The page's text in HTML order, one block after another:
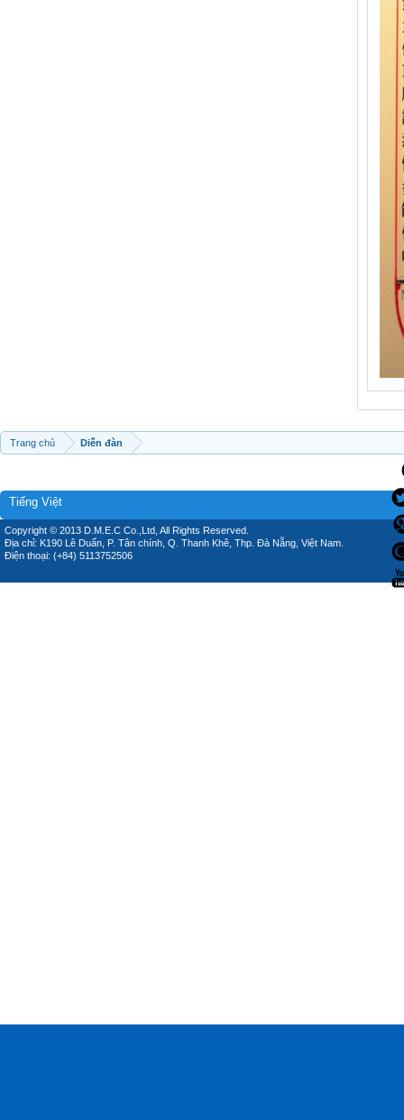
Trang chủ Diễn đàn
Tiếng Việt
Copyright © 2013 D.M.E.C Co.,Ltd, All Rights Reserved.
Địa chỉ: K190 Lê Duẩn, P. Tân chính, Q. Thanh Khê, Thp. Đà Nẵng, Việt Nam.
Điện thoại: (+84) 5113752506